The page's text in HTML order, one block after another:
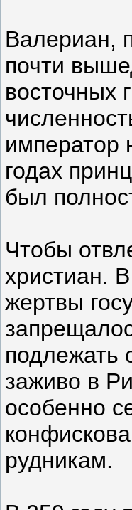
Валериан,
почти
восточных
император
годах
был
Чтобы
христиан.
жертвы
подлежать
заживо в
особенно
рудникам.